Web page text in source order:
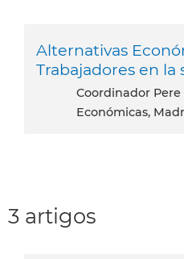
Alternativas
Trabajadores en la
Coordinador Pere Rusiñol, Alternativas
Económicas,
3 artigos